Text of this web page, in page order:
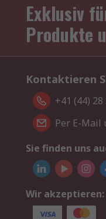
Exklusiv
Produkte
Kontaktieren
+41 (44) 28
Per E-
Sie finden uns
Wir akzeptieren: